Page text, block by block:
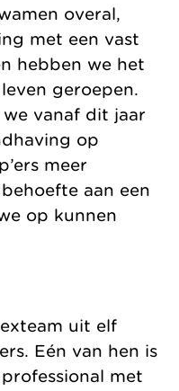
overal,
met een vast
hebben we het
geroepen.
vanaf dit jaar
op
meer
aan een
op kunnen
uit elf
Eén van hen is
met